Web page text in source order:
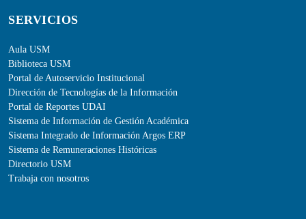
SERVICIOS
Aula USM
Biblioteca USM
Portal de Autoservicio Institucional
Dirección de Tecnologías de la Información
Portal de Reportes UDAI
Sistema de Información de Gestión Académica
Sistema Integrado de Información Argos ERP
Sistema de Remuneraciones Históricas
Directorio USM
Trabaja con nosotros